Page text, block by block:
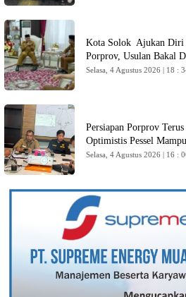
Kota Solok Ajukan Diri
Porprov, Usulan Bakal
Selasa, 4 Agustus 2026 | 18 :
Persiapan Porprov
Optimistis Pessel
Selasa, 4 Agustus 2026 | 16 :